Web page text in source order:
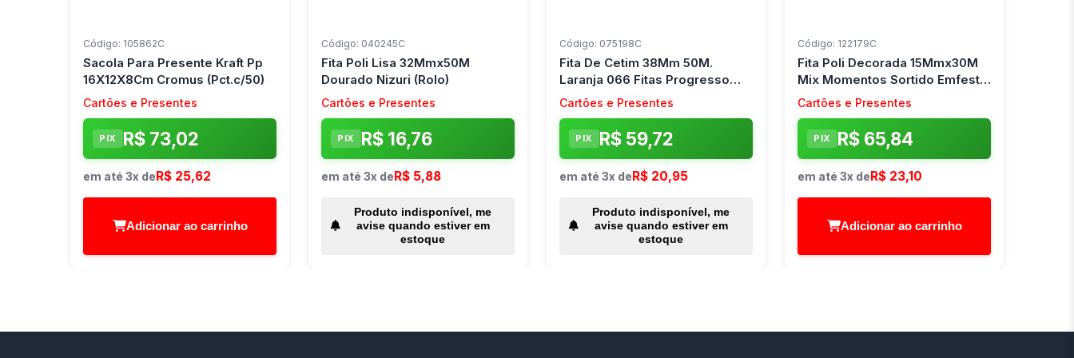
Código: 105862C
Sacola Para Presente Kraft Pp
16X12X8Cm Cromus (Pct.c/50)
Cartões e Presentes
PIX R$ 73,02
em até 3x deR$ 25,62
Adicionar ao carrinho
Código: 040245C
Fita Poli Lisa 32Mmx50M
Dourado Nizuri (Rolo)
Cartões e Presentes
PIX R$ 16,76
em até 3x deR$ 5,88
Produto indisponível, me
avise quando estiver em
estoque
Código: 075198C
Fita De Cetim 38Mm 50M.
Laranja 066 Fitas Progresso
(Rolo)
Cartões e Presentes
PIX R$ 59,72
em até 3x deR$ 20,95
Produto indisponível, me
avise quando estiver em
estoque
Código: 122179C
Fita Poli Decorada 15Mmx30M
Mix Momentos Sortido Emfesta
(Pct.c/10)
Cartões e Presentes
PIX R$ 65,84
em até 3x deR$ 23,10
Adicionar ao carrinho